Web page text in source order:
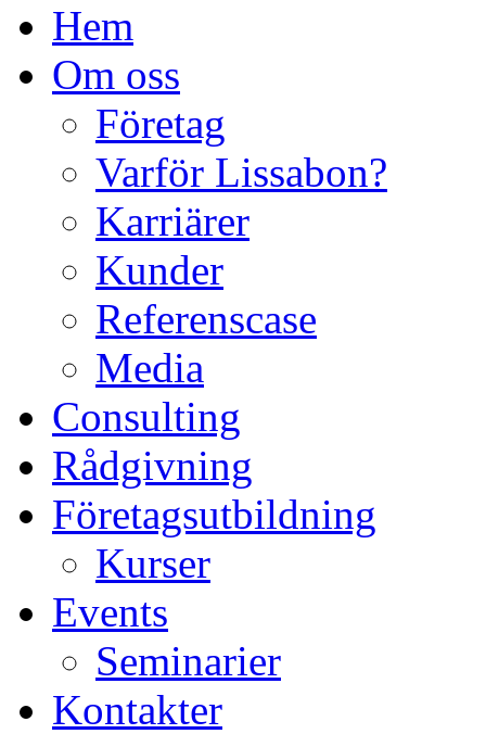
Hem
Om oss
Företag
Varför Lissabon?
Karriärer
Kunder
Referenscase
Media
Consulting
Rådgivning
Företagsutbildning
Kurser
Events
Seminarier
Kontakter